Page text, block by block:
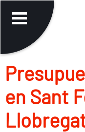
en Sant